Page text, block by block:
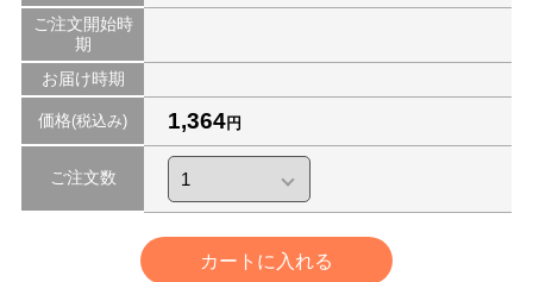
ご注文開始時
期
お届け時期
価格(税込み) 1,364円
ご注文数
カートに入れる